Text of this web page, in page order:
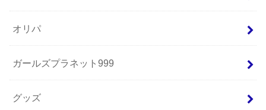
オリパ
ガールズプラネット999
グッズ